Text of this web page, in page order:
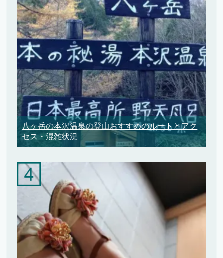
八ヶ岳の本沢温泉の登山おすすめのルートとアク
セス・混雑状況